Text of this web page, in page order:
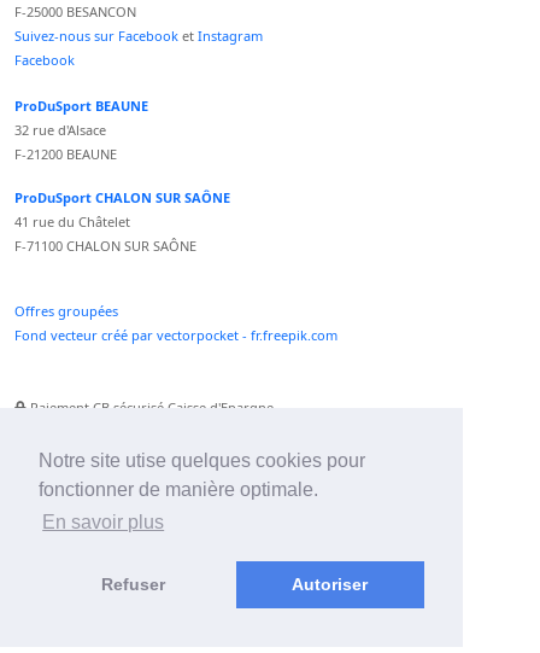
Notre site utise quelques cookies pour
fonctionner de manière optimale.
En savoir plus
Refuser Autoriser
F-25000 BESANCON
Suivez-nous sur Facebook et Instagram
Facebook
ProDuSport BEAUNE
32 rue d'Alsace
F-21200 BEAUNE
ProDuSport CHALON SUR SAÔNE
41 rue du Châtelet
F-71100 CHALON SUR SAÔNE
Offres groupées
Fond vecteur créé par vectorpocket - fr.freepik.com
Paiement CB sécurisé Caisse d'Epargne
Paiement Paypal accepté